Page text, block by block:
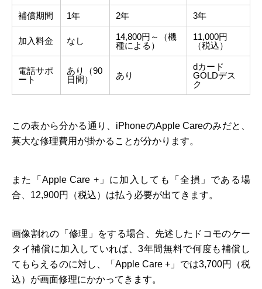
補償期間 1年 2年 3年
加入料金 なし
14,800円～（機
種による）
11,000円
（税込）
電話サポ
ート
あり（90
日間）
あり
dカード
GOLDデス
ク
この表から分かる通り、iPhoneのApple Careのみだと、
莫大な修理費用が掛かることが分かります。
また「Apple Care +」に加入しても「全損」である場
合、12,900円（税込）は払う必要が出てきます。
画像割れの「修理」をする場合、先述したドコモのケー
タイ補償に加入していれば、3年間無料で何度も補償し
てもらえるのに対し、「Apple Care +」では3,700円（税
込）が画面修理にかかってきます。